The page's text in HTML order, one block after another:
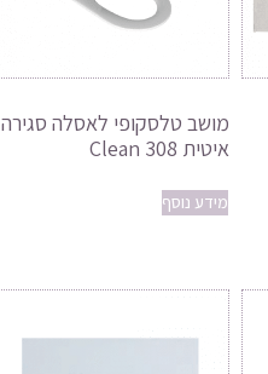
מושב טלסקופי לאסלה סגירה
איטית 308 Clean
מידע נוסף